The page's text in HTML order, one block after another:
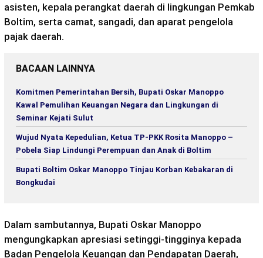
asisten, kepala perangkat daerah di lingkungan Pemkab
Boltim, serta camat, sangadi, dan aparat pengelola
pajak daerah.
BACAAN LAINNYA
Komitmen Pemerintahan Bersih, Bupati Oskar Manoppo
Kawal Pemulihan Keuangan Negara dan Lingkungan di
Seminar Kejati Sulut
Wujud Nyata Kepedulian, Ketua TP-PKK Rosita Manoppo –
Pobela Siap Lindungi Perempuan dan Anak di Boltim
Bupati Boltim Oskar Manoppo Tinjau Korban Kebakaran di
Bongkudai
Dalam sambutannya, Bupati Oskar Manoppo
mengungkapkan apresiasi setinggi‑tingginya kepada
Badan Pengelola Keuangan dan Pendapatan Daerah,